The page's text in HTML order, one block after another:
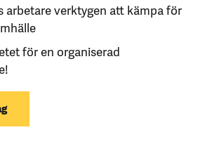
arbetare verktygen att kämpa för
för en organiserad